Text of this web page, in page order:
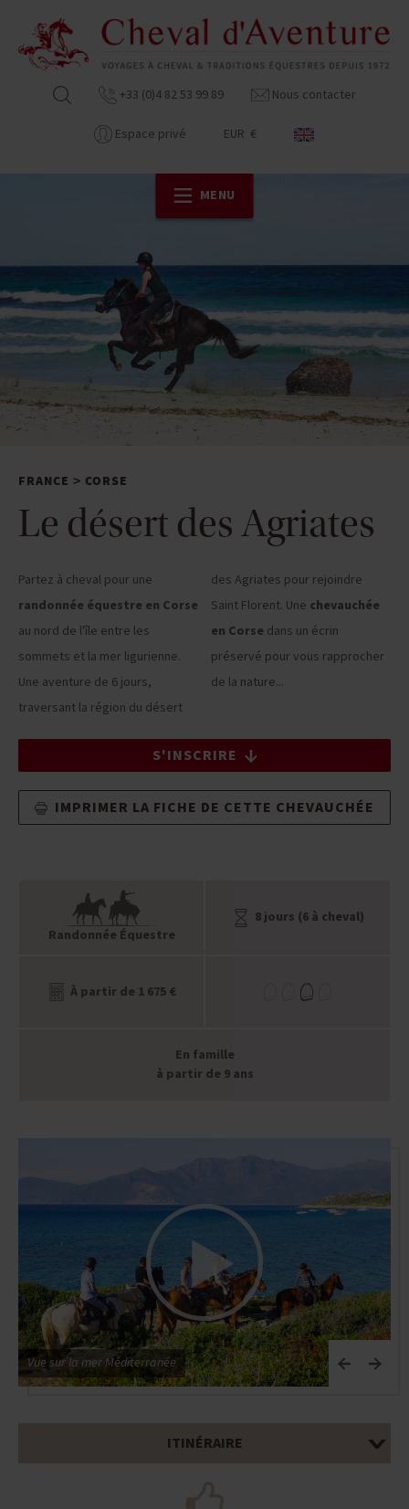
+33 (0)4 82 53 99 89 Nous contacter
Espace privé EUR €
MENU
FRANCE > CORSE
Le désert des Agriates
Partez à cheval pour une
randonnée équestre en Corse
au nord de l'île entre les
sommets et la mer ligurienne.
Une aventure de 6 jours,
traversant la région du désert
des Agriates pour rejoindre
Saint Florent. Une chevauchée
en Corse dans un écrin
préservé pour vous rapprocher
de la nature...
S'INSCRIRE
IMPRIMER LA FICHE DE CETTE CHEVAUCHÉE
Randonnée Équestre
8 jours (6 à cheval)
À partir de 1 675 €
En famille
à partir de 9 ans
Vue sur la mer Méditerranée
ITINÉRAIRE